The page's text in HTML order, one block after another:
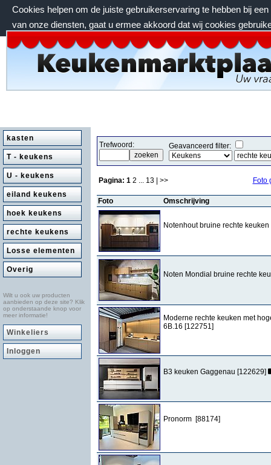
Cookies helpen om de juiste gebruikerservaring te hebben bij
van onze diensten, gaat u ermee akkoord dat wij cookies
zaterdag 8 augustus 2026, 13:01 uur
kasten
T - keukens
U - keukens
eiland keukens
hoek keukens
rechte keukens
Losse elementen
Overig
Wilt u ook uw producten
aanbieden op deze site? Klik
op onderstaande knop voor
meer informatie!
Winkeliers
Inloggen
Trefwoord: Geavanceerd filter:
Pagina: 1 2 ... 13 | >> Foto
Foto Omschrijving
Notenhout bruine rechte
Noten Mondial bruine rechte
Moderne rechte keuken met
6B.16 [122751]
B3 keuken Gaggenau [122629]
Pronorm [88174]